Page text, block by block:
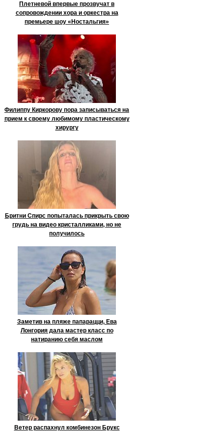
Плетневой впервые прозвучат в
сопровождении хора и оркестра на
премьере шоу «Ностальгия»
Филиппу Киркорову пора записываться на
прием к своему любимому пластическому
хирургу
Бритни Спирс попыталась прикрыть свою
грудь на видео кристалликами, но не
получилось
Заметив на пляже папарацци, Ева
Лонгория дала мастер класс по
натиранию себя маслом
Ветер распахнул комбинезон Брукс